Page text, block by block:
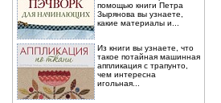
помощью книги Петра
Зырянова вы узнаете,
какие материалы и...
Из книги вы узнаете, что
такое потайная машинная
аппликация с трапунто,
чем интересна
игольная...